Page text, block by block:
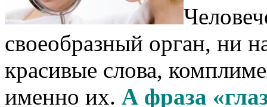
своеобразный орган, ни
красивые слова,
именно их. А фраза